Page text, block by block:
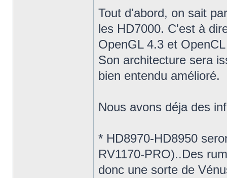
Tout d'abord, on sait
les HD7000. C'est à
OpenGL 4.3 et
Son architecture sera
bien entendu amélioré.
Nous avons déja des
* HD8970-HD8950
RV1170-PRO)..Des
donc une sorte de